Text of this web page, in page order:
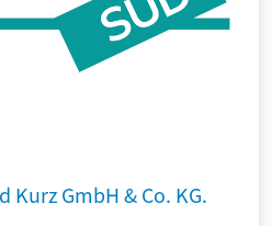
GmbH & Co. KG.